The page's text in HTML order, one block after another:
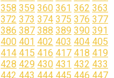
358 359 360 361 362 363
372 373 374 375 376 377
386 387 388 389 390 391
400 401 402 403 404 405
414 415 416 417 418 419
428 429 430 431 432 433
442 443 444 445 446 447